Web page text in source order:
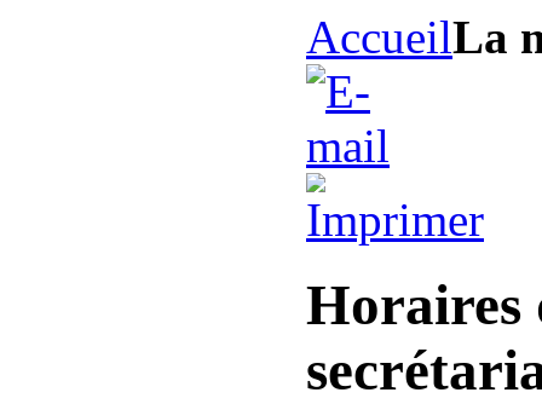
AccueilLa
Horaires